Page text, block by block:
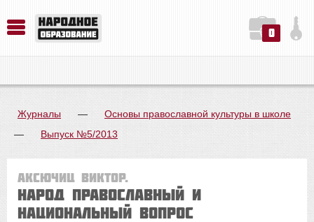
0
Журналы —
Основы православной культуры в школе
—
Выпуск №5/2013
Аксючиц Виктор.
Народ православный и
национальный вопрос